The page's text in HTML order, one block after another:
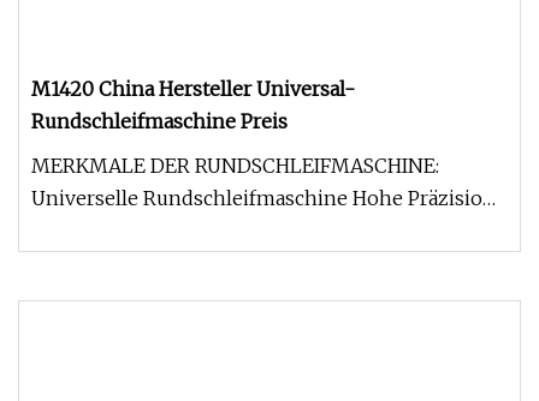
M1420 China Hersteller Universal-
Rundschleifmaschine Preis
MERKMALE DER RUNDSCHLEIFMASCHINE:
Universelle Rundschleifmaschine Hohe Präzision